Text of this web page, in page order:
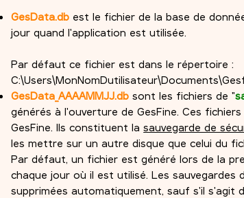
GesData.db est le fichier de la base de
jour quand l'application est utilisée.
Par défaut ce fichier est dans le répertoire :
GesData_AAAAMMJJ.db sont les fichiers de "
générés à l'ouverture de GesFine. Ces
GesFine. Ils constituent lasauvegarde de
les mettre sur un autre disque que celui du
Par défaut, un fichier est généré lors de la
chaque jour où il est utilisé. Les sauvegardes
supprimées automatiquement, sauf s'il s'agit